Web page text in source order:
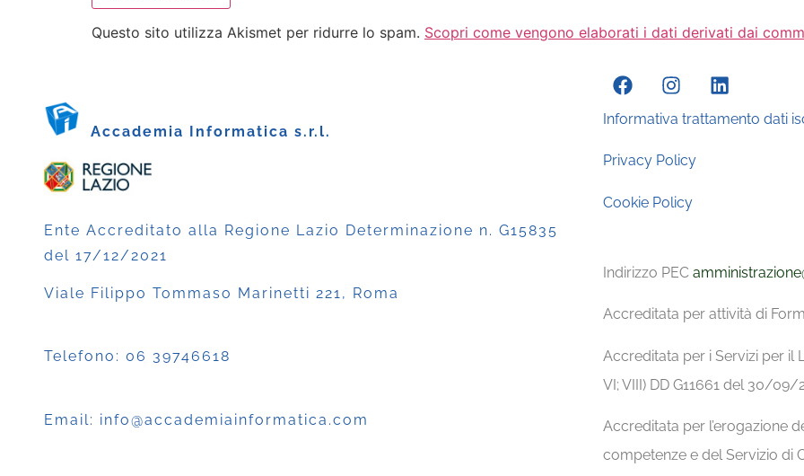
Questo sito utilizza Akismet per ridurre lo spam. Scopri come vengono elaborati i dati derivati dai
Accademia Informatica s.r.l.
Ente Accreditato alla Regione Lazio Determinazione n. G15835
del 17/12/2021
Viale Filippo Tommaso Marinetti 221, Roma
Telefono: 06 39746618
Email: info@accademiainformatica.com
Informativa trattamento dati
Privacy Policy
Cookie Policy
Indirizzo PEC
Accreditata per attività di
Accreditata per i Servizi per il
VI; VIII) DD G11661 del 30/
Accreditata per l’erogazione
competenze e del Servizio di